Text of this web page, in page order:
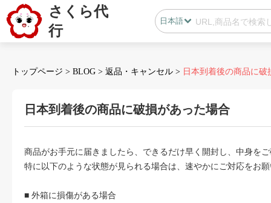
さくら代
行
日本語
中国語
会員センター
B2B代行
無在庫代行(D2C)
トップページ > BLOG > 返品・キャンセル > 日本到着後の商品に破
日本到着後の商品に破損があった場合
商品がお手元に届きましたら、できるだけ早く開封し、中身を
特に以下のような状態が見られる場合は、速やかにご対応をお
■ 外箱に損傷がある場合